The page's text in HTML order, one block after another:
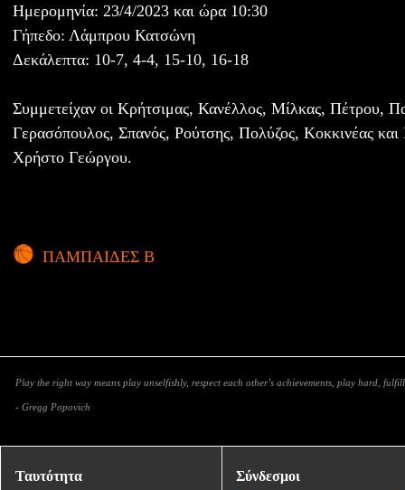
Ημερομηνία: 23/4/2023 και ώρα 10:30
Γήπεδο: Λάμπρου Κατσώνη
Δεκάλεπτα: 10-7, 4-4, 15-10, 16-18
Συμμετείχαν οι Κρήτσιμας, Κανέλλος, Μίλκας, Πέτρου,
Γερασόπουλος, Σπανός, Ρούτσης, Πολύζος, Κοκκινέας
Χρήστο Γεώργου.
ΠΑΜΠΑΙΔΕΣ Β
Play the right way means play unselfishly, respect each other’s achievements, play hard,
- Gregg Popovich
Ταυτότητα Σύνδεσμοι